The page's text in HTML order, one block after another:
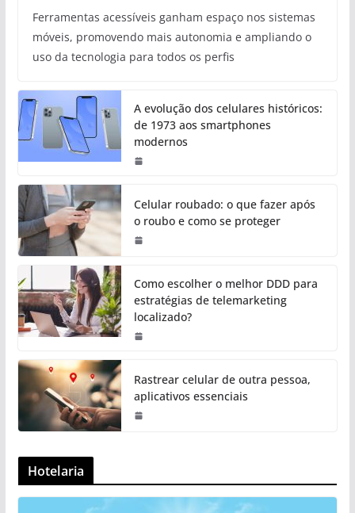
Ferramentas acessíveis ganham espaço nos sistemas
móveis, promovendo mais autonomia e ampliando o
uso da tecnologia para todos os perfis
A evolução dos celulares históricos:
de 1973 aos smartphones
modernos
Celular roubado: o que fazer após
o roubo e como se proteger
Como escolher o melhor DDD para
estratégias de telemarketing
localizado?
Rastrear celular de outra pessoa,
aplicativos essenciais
Hotelaria